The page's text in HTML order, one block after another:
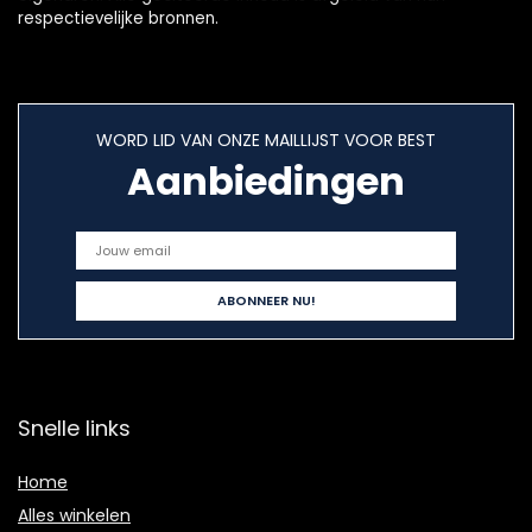
respectievelijke bronnen.
WORD LID VAN ONZE MAILLIJST VOOR BEST
Aanbiedingen
Snelle links
Home
Alles winkelen